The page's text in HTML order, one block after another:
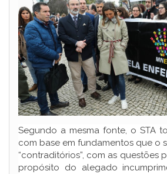
Segundo a mesma fonte, o STA
com base em fundamentos que o
“contraditórios”, com as questões
propósito do alegado